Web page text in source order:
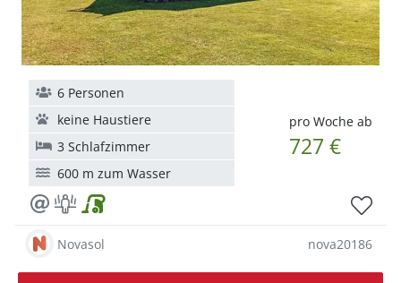
pro Woche ab
727 €
6 Personen
keine Haustiere
3 Schlafzimmer
600 m zum Wasser
Novasol nova20186